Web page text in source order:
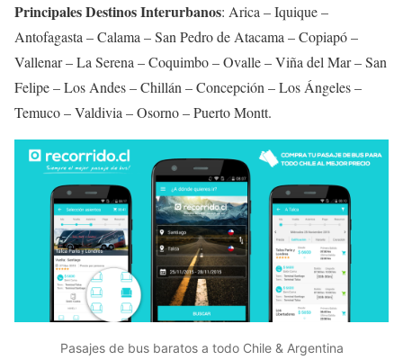
Principales Destinos Interurbanos: Arica – Iquique –
Antofagasta – Calama – San Pedro de Atacama – Copiapó –
Vallenar – La Serena – Coquimbo – Ovalle – Viña del Mar – San
Felipe – Los Andes – Chillán – Concepción – Los Ángeles –
Temuco – Valdivia – Osorno – Puerto Montt.
Pasajes de bus baratos a todo Chile & Argentina